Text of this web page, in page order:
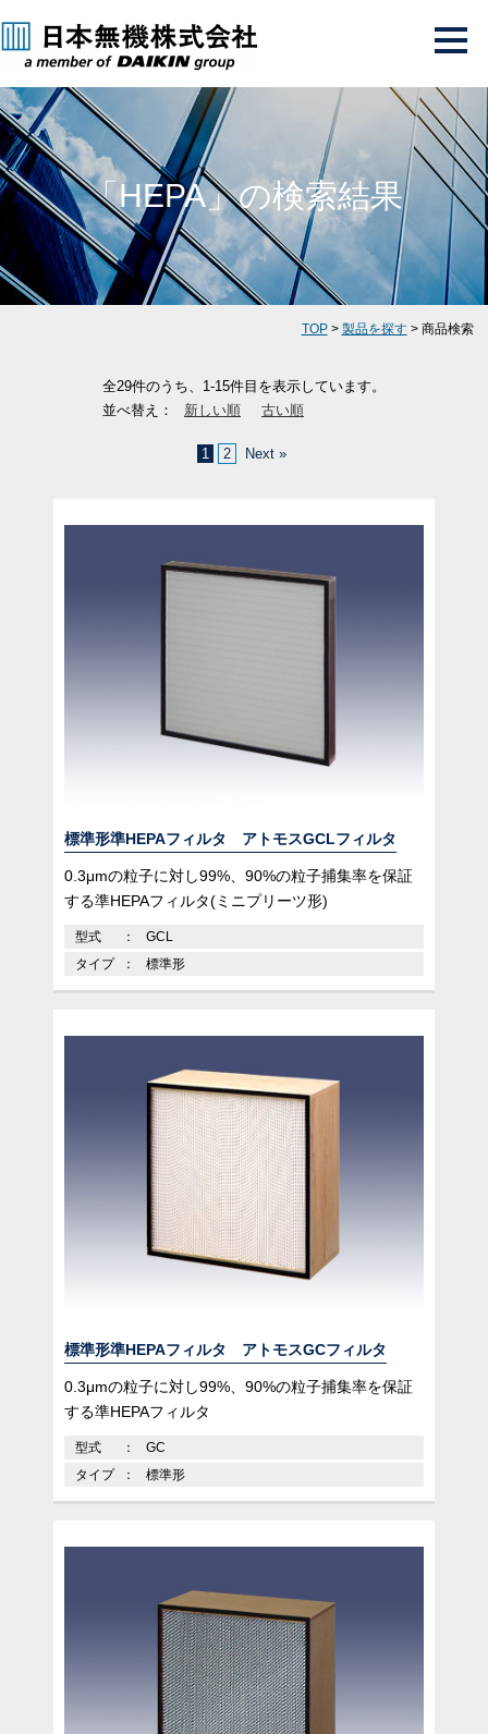
「HEPA」の検索結果
TOP> 製品を探す> 商品検索
全29件のうち、1-15件目を表示しています。
並べ替え：
新しい順 古い順
1 2 Next »
標準形準HEPAフィルタ アトモスGCLフィルタ
0.3μmの粒子に対し99%、90%の粒子捕集率を保証
する準HEPAフィルタ(ミニプリーツ形)
型式
GCL
タイプ
標準形
標準形準HEPAフィルタ アトモスGCフィルタ
0.3μmの粒子に対し99%、90%の粒子捕集率を保証
する準HEPAフィルタ
型式
GC
タイプ
標準形